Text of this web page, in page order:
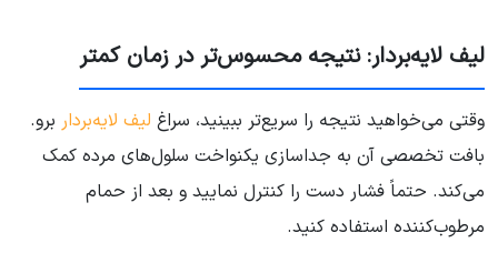
لیف لایه‌بردار: نتیجه محسوس‌تر در زمان کمتر
وقتی می‌خواهید نتیجه را سریع‌تر ببینید، سراغ لیف لایه‌بردار برو.
بافت تخصصی آن به جداسازی یکنواخت سلول‌های مرده کمک
می‌کند. حتماً فشار دست را کنترل نمایید و بعد از حمام
مرطوب‌کننده استفاده کنید.